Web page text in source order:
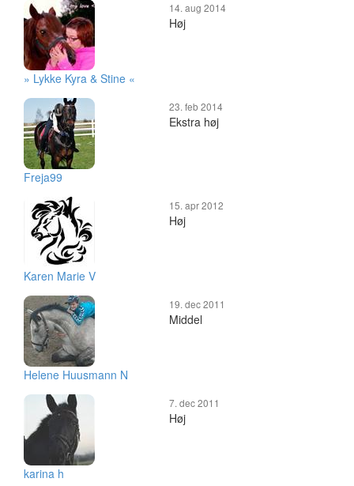
» Lykke Kyra & Stine «
14. aug 2014
Høj
Freja99
23. feb 2014
Ekstra høj
Karen Marie V
15. apr 2012
Høj
Helene Huusmann N
19. dec 2011
Middel
karina h
7. dec 2011
Høj